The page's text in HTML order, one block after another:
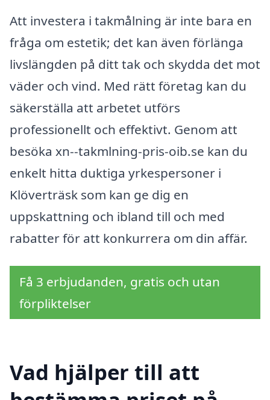
Att investera i takmålning är inte bara en
fråga om estetik; det kan även förlänga
livslängden på ditt tak och skydda det mot
väder och vind. Med rätt företag kan du
säkerställa att arbetet utförs
professionellt och effektivt. Genom att
besöka xn--takmlning-pris-oib.se kan du
enkelt hitta duktiga yrkespersoner i
Klöverträsk som kan ge dig en
uppskattning och ibland till och med
rabatter för att konkurrera om din affär.
Få 3 erbjudanden, gratis och utan
förpliktelser
Vad hjälper till att